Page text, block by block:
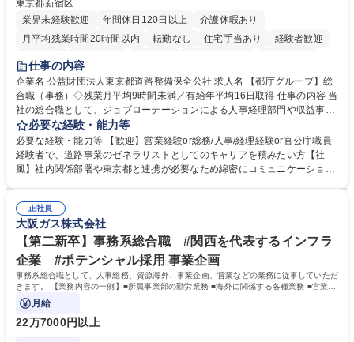
東京都新宿区
業界未経験歓迎
年間休日120日以上
介護休暇あり
月平均残業時間20時間以内
転勤なし 住宅手当あり
経験者歓迎
研修あり
退職金あり
駅近5分以内
資格取得手当あり 食事補助あり
仕事の内容
企業名 公益財団法人東京都道路整備保全公社 求人名 【都庁グループ】総
合職（事務）◇残業月平均9時間未満／有給年平均16日取得 仕事の内容 当
社の総合職として、ジョブローテーションによる人事経理部門や収益事業
等のフロント部門の部署等幅広い部署での業務をお任せいたします。研修
制度やキャリア支援が充実しております！ ※下記業務詳細 【業務詳細】■
管理部門：広報、人事、経理など当公社の運営に係る管理業務 ■収益部
門：駐車場の新規開拓、管理運営、新宿駅西口広場の「イベントコーナ
道路施設や道路工事現場の見学ツアー事業 ※入社後は上記いずれかの部門
へ配属。※業務内容変更の範囲：会社の定める業務 募集職種 【都庁グル
ープ】総合職（事務）◇残業月平均9時間未満／有給年平均16日取得
必要な経験・能力等
必要な経験・能力等 【歓迎】営業経験or総務/人事/経理経験or官公庁職員
経験者で、道路事業のゼネラリストとしてのキャリアを積みたい方【社
風】社内関係部署や東京都と連携が必要なため綿密にコミュニケーション
部門など多岐に渡る業務を経験できます。 ■様々なプロジェクト：駐車場
事業の他、新宿駅西口広場内に設置された照明を兼ねた広告「ブライトサ
イン」の管理運営を行うなど、事業収益を生み出す活動を積極的に行って
います。 学歴・資格 学歴：大学院 大学 高専 短大 専修学校 高校 語学力：
資格：
正社員
大阪ガス株式会社
【第二新卒】事務系総合職 #関西を代表するインフラ
企業 #ポテンシャル採用 事業企画
事務系総合職として、人事総務、資源海外、事業企画、営業などの業務に従事していただ
きます。 【業務内容の一例】■所属事業部の勤労業務 ■海外に関係する各種業務 ■営業部
門の企画スタッフ、ルート営業
月給
22万7000円以上